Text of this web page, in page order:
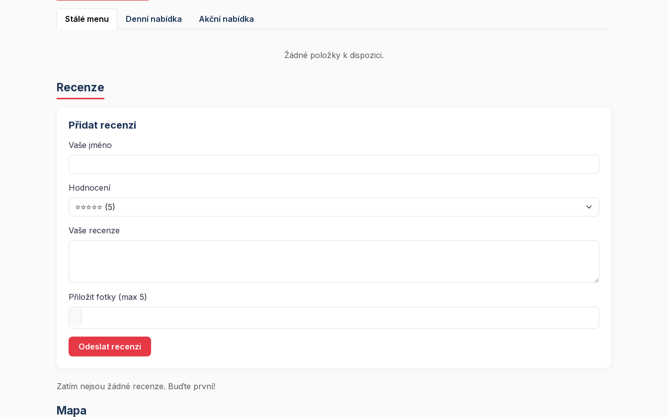
Stálé menu Denní nabídka Akční nabídka
Žádné položky k dispozici.
Recenze
Přidat recenzi
Vaše jméno
Hodnocení
Vaše recenze
Přiložit fotky (max 5)
Odeslat recenzi
Zatím nejsou žádné recenze. Buďte první!
Mapa